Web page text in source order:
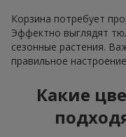
Корзина потребует
Эффектно выглядят
сезонные растения.
правильное
Какие